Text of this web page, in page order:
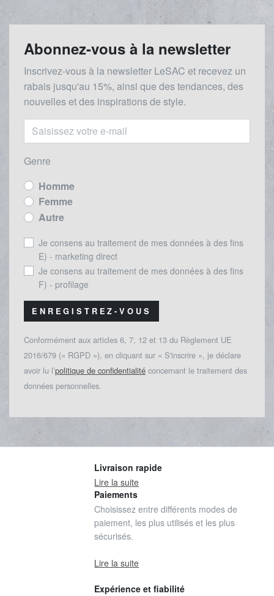
Abonnez-vous à la newsletter
Inscrivez-vous à la newsletter LeSAC et recevez un
rabais jusqu'au 15%, ainsi que des tendances, des
nouvelles et des inspirations de style.
Genre
Homme
Femme
Autre
Je consens au traitement de mes données à des fins
E) - marketing direct
Je consens au traitement de mes données à des fins
F) - profilage
ENREGISTREZ-VOUS
Conformément aux articles 6, 7, 12 et 13 du Règlement UE
2016/679 (« RGPD »), en cliquant sur « S'inscrire », je déclare
avoir lu l’politique de confidentialité concernant le traitement des
données personnelles.
Livraison rapide
Lire la suite
Paiements
Choisissez entre différents modes de
paiement, les plus utilisés et les plus
sécurisés.
Lire la suite
Expérience et fiabilité